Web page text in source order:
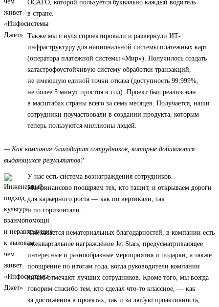
ОСАГО, которой пользуется буквально каждый водитель
в стране.
Также мы с нуля спроектировали и развернули ИТ-
инфраструктуру для национальной системы платежных карт
(оператора платежной системы «Мир»). Получилось создать
катастрофоустойчивую систему обработки транзакций,
не имеющую единой точки отказа (доступность 99,999%,
не более 5 минут простоя в год). Проект был реализован
в масштабах страны всего за семь месяцев. Получается, наши
сотрудники поучаствовали в создании продукта, которым
теперь пользуются миллионы людей.
— Как компания благодарит сотрудников, которые добиваются
выдающихся результатов?
У нас есть система вознаграждения сотрудников.
Мы финансово поощряем тех, кто тащит, и открываем дороги
для карьерного роста — как по вертикали, так
и по горизонтали.
Что касается нематериальных благодарностей, в компании есть
ежеквартальное награждение Jet Stars, предусматривающее
интересные и разнообразные мероприятия и подарки, а также
поощрение по итогам года, когда руководители компании
лично отмечают лучших сотрудников. Кроме того, мы всегда
говорим спасибо тем, кто сделал что-то классное, — как
за достижения в проектах, так и за любую проактивность,